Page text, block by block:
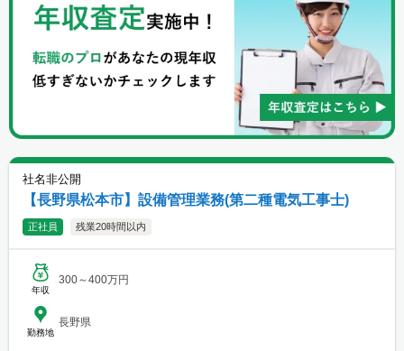
社名非公開
【長野県松本市】設備管理業務(第二種電気工事士)
正社員 残業20時間以内
年収
300～400万円
勤務地
長野県